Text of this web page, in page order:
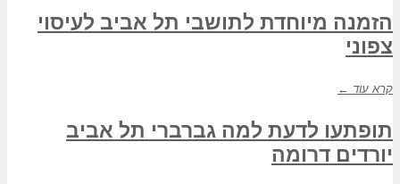
הזמנה מיוחדת לתושבי תל אביב לעיסוי
צפוני
קרא עוד ←
תופתעו לדעת למה גברברי תל אביב
יורדים דרומה